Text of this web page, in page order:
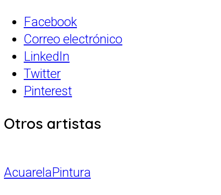
Facebook
Correo electrónico
LinkedIn
Twitter
Pinterest
Otros artistas
AcuarelaPintura